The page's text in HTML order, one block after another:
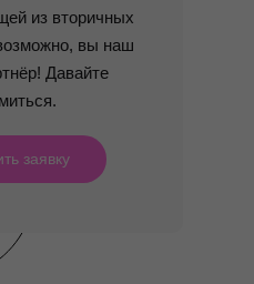
из вторичных
вы наш
Давайте
заявку